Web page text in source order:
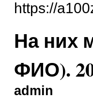
https://
На них
ФИО).
admin